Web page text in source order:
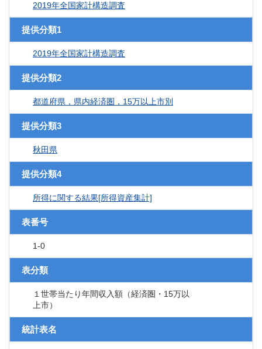
2019年全国家計構造調査
提供分類1
2019年全国家計構造調査
提供分類2
都道府県，県内経済圏，15万以上市別
提供分類3
秋田県
提供分類4
所得に関する結果[所得資産集計]
表番号
1-0
表分類
１世帯当たり年間収入額（経済圏・15万以
上市）
統計表名